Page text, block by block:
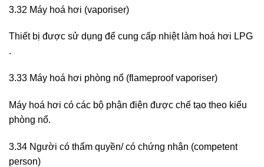
3.32 Máy hoá hơi (vaporiser)
Thiết bị được sử dụng để cung cấp nhiệt làm hoá hơi LPG
.
3.33 Máy hoá hơi phòng nổ (flameproof vaporiser)
Máy hoá hơi có các bộ phận điện được chế tạo theo kiểu
phòng nổ.
3.34 Người có thẩm quyền/ có chứng nhận (competent
person)